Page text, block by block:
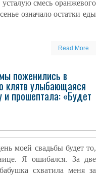
смесь оранжевого
означало остатки еды
Read More
поженились в
улыбающаяся
и прошептала: «Будет
моей свадьбы будет то,
Я ошибался. За две
схватила меня за